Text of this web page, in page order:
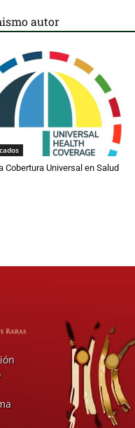
autor
Cobertura Universal en Salud